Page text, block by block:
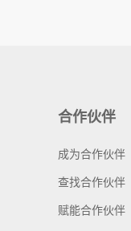
合作伙伴
成为合作伙伴
查找合作伙伴
赋能合作伙伴